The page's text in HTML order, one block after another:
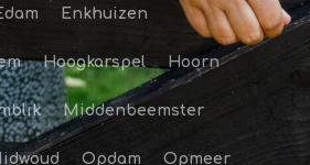
Enkhuizen
Hoogkarspel Hoorn
Middenbeemster
Opdam Opmeer